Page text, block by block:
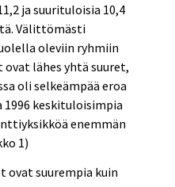
ja suurituloisia 10,4
Välittömästi
oleviin ryhmiin
ovat lähes yhtä suuret,
oli selkeämpää eroa
keskituloisimpia
enemmän
1)
ovat suurempia kuin